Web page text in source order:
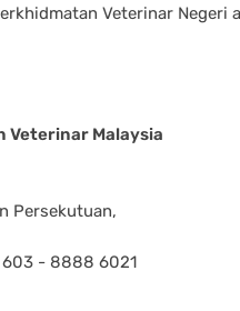
Veterinar Negeri
Veterinar Malaysia
Persekutuan,
- 8888 6021